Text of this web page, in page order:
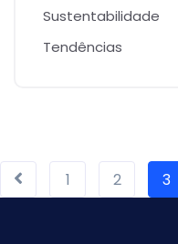
Sustentabilidade
Tendências
1 2 3